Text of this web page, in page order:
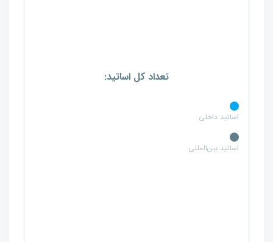
تعداد کل اساتید:
اساتید داخلی
اساتید بین‌المللی